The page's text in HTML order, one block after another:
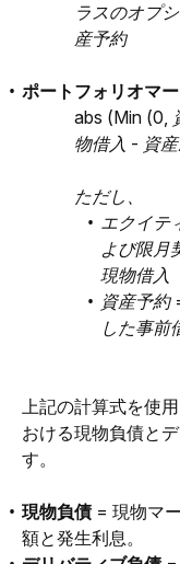
ラスのオプ
産予約
ポートフォリオマ
abs (Min (0,
物借入 - 資
ただし、
エクイテ
よび限月
現物借入
資産予約
した事前
上記の計算式を使
おける現物負債と
す。
現物負債 = 現物マ
額と発生利息。